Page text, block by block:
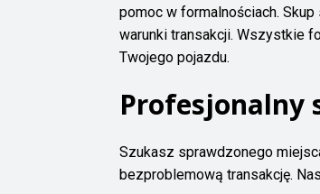
pomoc w formalnościach.
warunki transakcji. Wszystkie
Twojego pojazdu.
Profesjonalny
Szukasz sprawdzonego
bezproblemową transakcję.